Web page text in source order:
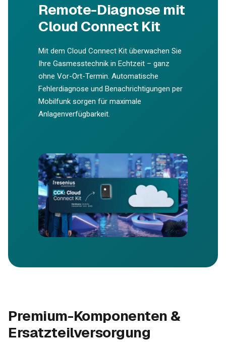
Remote-Diagnose mit
Cloud Connect Kit
Mit dem Cloud Connect Kit überwachen Sie
Ihre Gasmesstechnik in Echtzeit – ganz
ohne Vor-Ort-Termin. Automatische
Fehlerdiagnose und Benachrichtigungen per
Mobilfunk sorgen für maximale
Anlagenverfügbarkeit.
Premium-Komponenten &
Ersatzteilversorgung